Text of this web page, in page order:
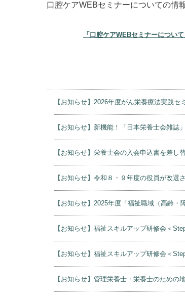
口腔ケアWEBセミナーについての情
「口腔ケアWEBセミナーについて
【お知らせ】2026年度がん栄養療法実践セ
【お知らせ】新機能！「日本栄養士会雑誌
【お知らせ】栄養士会の入会申込書を差し
【お知らせ】令和８・９年度の役員が改選
【お知らせ】2025年度「福祉職域（高齢
【お知らせ】福祉スキルアップ研修会＜
【お知らせ】福祉スキルアップ研修会＜
【お知らせ】管理栄養士・栄養士のための